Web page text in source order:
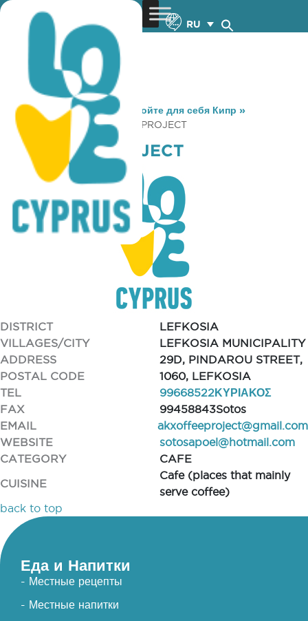
RU
You are here: Home »Откройте для себя Кипр »
Gastronomy
» A KXOFFEE PROJECT
A KXOFFEE PROJECT
DISTRICT
LEFKOSIA
VILLAGES/CITY
LEFKOSIA MUNICIPALITY
ADDRESS
29D, PINDAROU STREET,
POSTAL CODE
1060, LEFKOSIA
TEL
99668522ΚΥΡΙΑΚΟΣ
FAX
99458843Sotos
EMAIL
akxoffeeproject@gmail.com
WEBSITE
sotosapoel@hotmail.com
CATEGORY
CAFE
CUISINE
Cafe (places that mainly
serve coffee)
back to top
Еда и Напитки
- Местные рецепты
- Местные напитки